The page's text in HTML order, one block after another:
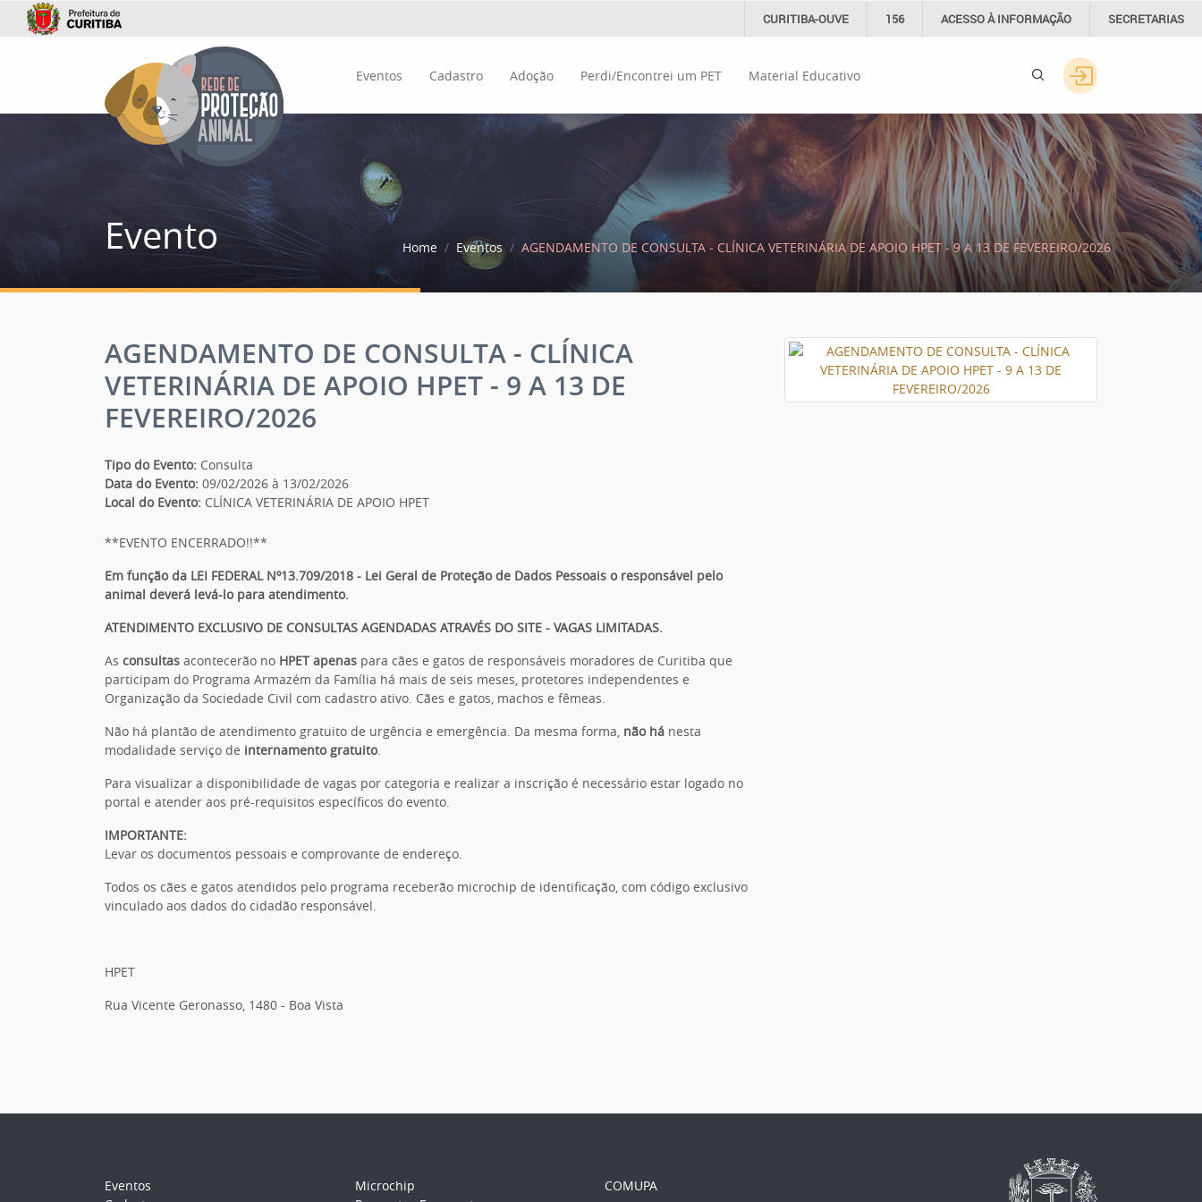
CURITIBA-OUVE 156 ACESSO ÀINFORMAÇÃO SECRETARIAS
Eventos Cadastro Adoção Perdi/Encontrei um PET Material Educativo
Evento Home Eventos AGENDAMENTO DE CONSULTA - CLÍNICA VETERINÁRIA DE APOIO HPET - 9 A 13 DE FEVEREIRO/2026
AGENDAMENTO DE CONSULTA - CLÍNICA
VETERINÁRIA DE APOIO HPET - 9 A 13 DE
FEVEREIRO/2026
Tipo do Evento: Consulta
Data do Evento: 09/02/2026 à 13/02/2026
Local do Evento: CLÍNICA VETERINÁRIA DE APOIO HPET
**EVENTO ENCERRADO!!**
Em função da LEI FEDERAL Nº13.709/2018 - Lei Geral de Proteção de Dados Pessoais o responsável pelo
animal deverá levá-lo para atendimento.
ATENDIMENTO EXCLUSIVO DE CONSULTAS AGENDADAS ATRAVÉS DO SITE - VAGAS LIMITADAS.
As consultas acontecerão no HPET apenas para cães e gatos de responsáveis moradores de Curitiba que
participam do Programa Armazém da Família há mais de seis meses, protetores independentes e
Organização da Sociedade Civil com cadastro ativo. Cães e gatos, machos e fêmeas.
Não há plantão de atendimento gratuito de urgência e emergência. Da mesma forma, não há nesta
modalidade serviço de internamento gratuito.
Para visualizar a disponibilidade de vagas por categoria e realizar a inscrição é necessário estar logado no
portal e atender aos pré-requisitos específicos do evento.
IMPORTANTE:
Levar os documentos pessoais e comprovante de endereço.
Todos os cães e gatos atendidos pelo programa receberão microchip de identificação, com código exclusivo
vinculado aos dados do cidadão responsável.
HPET
Rua Vicente Geronasso, 1480 - Boa Vista
Eventos
Microchip
COMUPA